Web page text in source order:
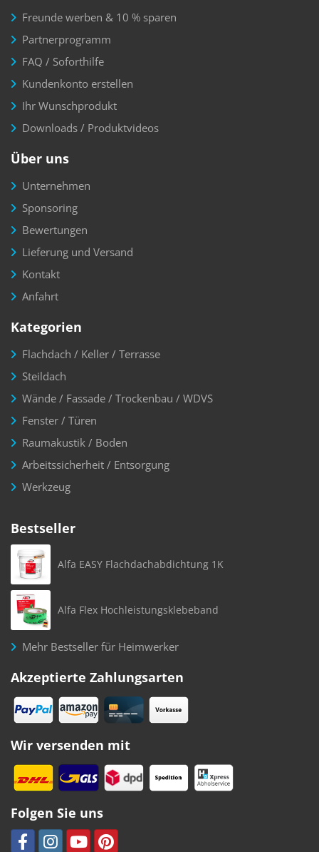
Freunde werben & 10 % sparen
Partnerprogramm
FAQ / Soforthilfe
Kundenkonto erstellen
Ihr Wunschprodukt
Downloads / Produktvideos
Über uns
Unternehmen
Sponsoring
Bewertungen
Lieferung und Versand
Kontakt
Anfahrt
Kategorien
Flachdach / Keller / Terrasse
Steildach
Wände / Fassade / Trockenbau / WDVS
Fenster / Türen
Raumakustik / Boden
Arbeitssicherheit / Entsorgung
Werkzeug
Bestseller
Alfa EASY Flachdachabdichtung 1K
Alfa Flex Hochleistungsklebeband
Mehr Bestseller für Heimwerker
Akzeptierte Zahlungsarten
Wir versenden mit
Folgen Sie uns